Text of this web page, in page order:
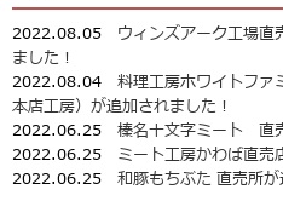
2022.08.05 ウィンズアーク工場直
ました！
2022.08.04 料理工房ホワイトファ
本店工房）が追加されました！
2022.06.25 榛名十文字ミート 直
2022.06.25 ミート工房かわば直売
2022.06.25 和豚もちぶた 直売所が